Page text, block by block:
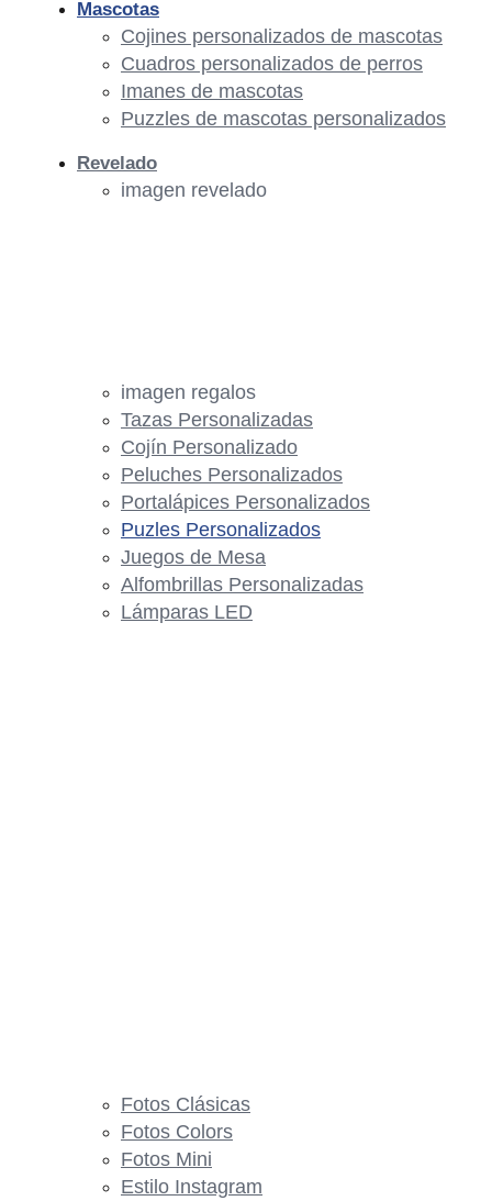
imagen regalos
Tazas Personalizadas
Cojín Personalizado
Peluches Personalizados
Portalápices Personalizados
Puzles Personalizados
Juegos de Mesa
Alfombrillas Personalizadas
Lámparas LED
Mascotas
Cojines personalizados de mascotas
Cuadros personalizados de perros
Imanes de mascotas
Puzzles de mascotas personalizados
Revelado
imagen revelado
Fotos Clásicas
Fotos Colors
Fotos Mini
Estilo Instagram